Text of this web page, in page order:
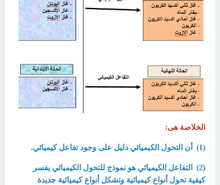
الخلاصة هى:
(1) أن التحول الكيميائي دليل على وجود تفاعل كيميائي.
(2) التفاعل الكيميائي هو نموذج للتحول الكيميائي يفسر
كيفية تحول أنواع كيميائية وتشكل أنواع كيميائية جديدة